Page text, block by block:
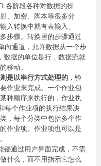
各阶段各种对数据的操
、加密、脚本等很多分
入转换中就有表输入、
步骤。转换里的步骤通过
向通道，允许数据从一个步
数据的单位是行，数据流就
移动。
是以串行方式处理的 ，验
作业来完成。一个作业包
种顺序来执行的，作业执
每个作业项的执行结果决
，每个分类中包括多个作
作业项。作业项也可以是
都通过用户界面完成，不需
什么，而不用指示它怎么